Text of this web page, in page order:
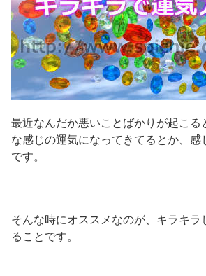
最近なんだか悪いことばかりが起こる
な感じの運気になってきてるとか、感
です。
そんな時にオススメなのが、キラキラ
ることです。